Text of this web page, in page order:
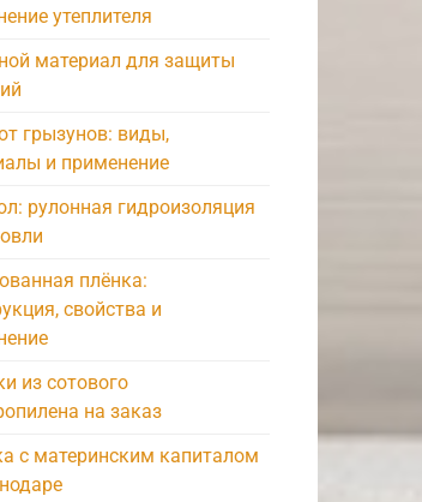
утеплителя
материал для защиты
грызунов: виды,
и применение
рулонная гидроизоляция
плёнка:
свойства и
из сотового
на заказ
с материнским капиталом